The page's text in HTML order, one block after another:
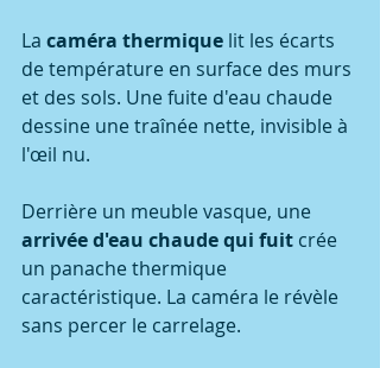
La caméra thermique lit les écarts
de température en surface des murs
et des sols. Une fuite d'eau chaude
dessine une traînée nette, invisible à
l'œil nu.
Derrière un meuble vasque, une
arrivée d'eau chaude qui fuit crée
un panache thermique
caractéristique. La caméra le révèle
sans percer le carrelage.